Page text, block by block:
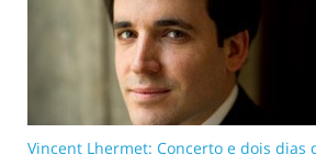
Vincent Lhermet: Concerto e dois dias